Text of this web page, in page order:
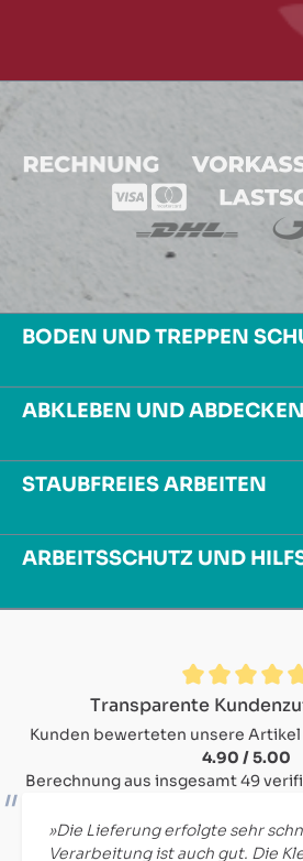
BODEN UND TREPPEN
ABKLEBEN UND ABDECKEN
STAUBFREIES ARBEITEN
ARBEITSSCHUTZ UND
Durchschnittliche Bewertung
Transparente
Kunden bewerteten unsere
4.90 / 5.00
Berechnung aus insgesamt 49
»Die Lieferung erfolgte sehr
Verarbeitung ist auch gut. Die